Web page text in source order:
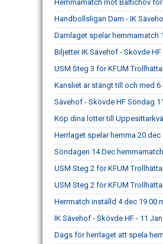
Hemmamatch mot Baltichov
Handbollsligan Dam - IK
Damlaget spelar hemmamatch
Biljetter IK Sävehof - Skövde
USM Steg 3 för KFUM
Kansliet är stängt till och med 6
Sävehof - Skövde HF Söndag
Köp dina lotter till
Herrlaget spelar hemma 20 dec
Söndagen 14 Dec
USM Steg 2 för KFUM
USM Steg 2 för KFUM
Herrmatch inställd 4 dec 19.00
IK Sävehof - Skövde HF - 11
Dags för herrlaget att spela